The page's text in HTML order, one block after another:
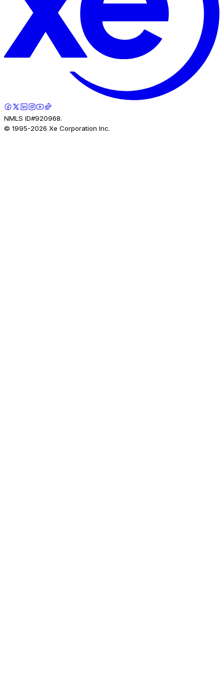
NMLS ID#920968.
© 1995-2026 Xe Corporation Inc.